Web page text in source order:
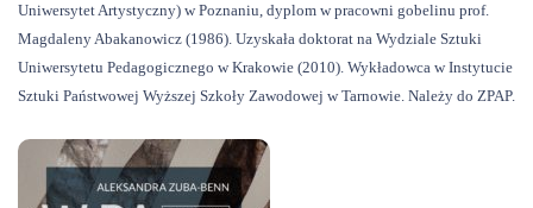
Uniwersytet Artystyczny) w Poznaniu, dyplom w pracowni gobelinu prof.
Magdaleny Abakanowicz (1986). Uzyskała doktorat na Wydziale Sztuki
Uniwersytetu Pedagogicznego w Krakowie (2010). Wykładowca w Instytucie
Sztuki Państwowej Wyższej Szkoły Zawodowej w Tarnowie. Należy do ZPAP.